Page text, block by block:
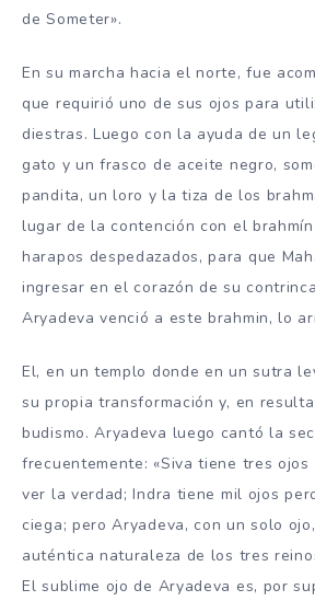
de Someter».
En su marcha hacia el norte, fue
que requirió uno de sus ojos para
diestras. Luego con la ayuda de un
gato y un frasco de aceite negro,
pandita, un loro y la tiza de los
lugar de la contención con el
harapos despedazados, para que
ingresar en el corazón de su
Aryadeva venció a este brahmin, lo
El, en un templo donde en un sutra
su propia transformación y, en
budismo. Aryadeva luego cantó la
frecuentemente: «Siva tiene tres ojos
ver la verdad; Indra tiene mil ojos
ciega; pero Aryadeva, con un solo
auténtica naturaleza de los tres
El sublime ojo de Aryadeva es, por